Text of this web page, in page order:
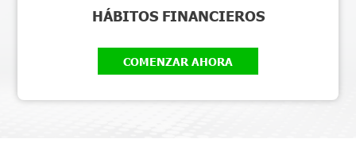
HÁBITOS FINANCIEROS
COMENZAR AHORA